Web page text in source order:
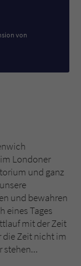
von
Londoner
und ganz
und bewahren
eines Tages
mit der Zeit
die Zeit nicht im
stehen...
Co. KG
Co. KG
dem
B. den